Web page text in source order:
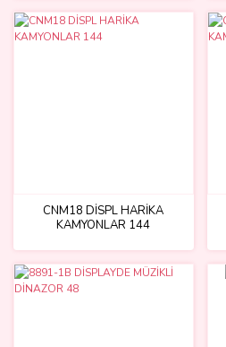
CNM18 DİSPL HARİKA
KAMYONLAR 144